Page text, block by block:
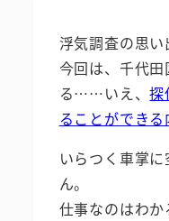
浮気調査の思い
今回は、千代
る……いえ、探
ることができる
いらつく車掌
ん。
仕事なのはわ